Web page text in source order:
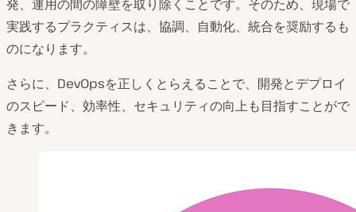
発、運用の間の障壁を取り除くことです。そのため、現場で
実践するプラクティスは、協調、自動化、統合を奨励するも
のになります。
さらに、DevOpsを正しくとらえることで、開発とデプロイ
のスピード、効率性、セキュリティの向上も目指すことがで
きます。